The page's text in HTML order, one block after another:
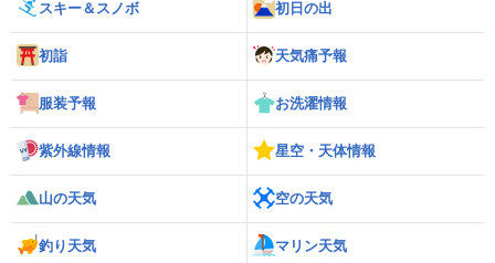
スキー＆スノボ 初日の出
初詣 天気痛予報
服装予報 お洗濯情報
紫外線情報 星空・天体情報
山の天気 空の天気
釣り天気 マリン天気